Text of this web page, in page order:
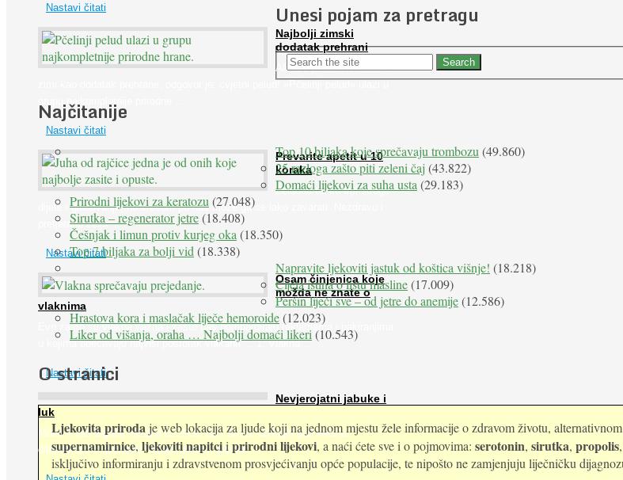
Nastavi čitati
Najbolji zimski
dodatak prehrani
Ako se pitate što nabaviti
grupu najkompletnije prirodne ...
Nastavi čitati
Prevarite apetit u 10
koraka
Želudac teško trpi stroge
dijete i gladovanje, no srećom po nas može ga se lako zavarati. Nezdravu i
pretjeranu želju ...
Nastavi čitati
Osam činjenica koje
možda ne znate o
vlaknima
Evo zašto su vlakna važna i zašto nas bombardiraju reklamama i pakiranjima
u kojima obećavaju najviši postotak vlakana ... 1. Vlakna ...
Nastavi čitati
Nevjerojatni jabuke i
luk
Muče li vas tegobe vezane uz srce, oči i živce, od kojih pati većina
dijabetičara u kasnijem stadiju bolesti, jabuke ...
Unesi pojam za pretragu
Najčitanije
Top 10 biljaka koje sprečavaju trombozu (49.860)
25 razloga zašto piti zeleni čaj (43.822)
Domaći lijekovi za suha usta (29.183)
Prirodni lijekovi za keratozu (27.048)
Sirutka – regenerator jetre(18.408)
Češnjak i limun protiv kurjeg oka (18.350)
Top 7 biljaka za bolji vid (18.338)
Napravite ljekoviti jastuk od koštica višnje! (18.218)
Cijela istina o listu masline(17.009)
Peršin liječi sve – od jetre do anemije(12.586)
Hrastova kora i maslačak liječe hemoroide(12.023)
Liker od višanja, oraha … Najbolji domaći likeri (10.543)
O stranici
Ljekovita prirodaje web lokacija za ljude koji na jednom mjestu žele informacije o zdravom životu,
supernamirnice,ljekoviti napitciiprirodni lijekovi, a naći ćete sve i o pojmovima: serotonin, sirutka, propolis,
isključivo informiranju i zdravstvenom prosvjećivanju opće populacije, te nipošto ne zamjenjuju liječničku